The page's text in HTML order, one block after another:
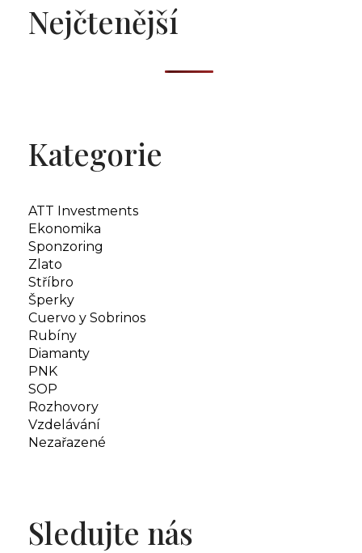
Nejčtenější
Kategorie
ATT Investments
Ekonomika
Sponzoring
Zlato
Stříbro
Šperky
Cuervo y Sobrinos
Rubíny
Diamanty
PNK
SOP
Rozhovory
Vzdelávání
Nezařazené
Sledujte nás